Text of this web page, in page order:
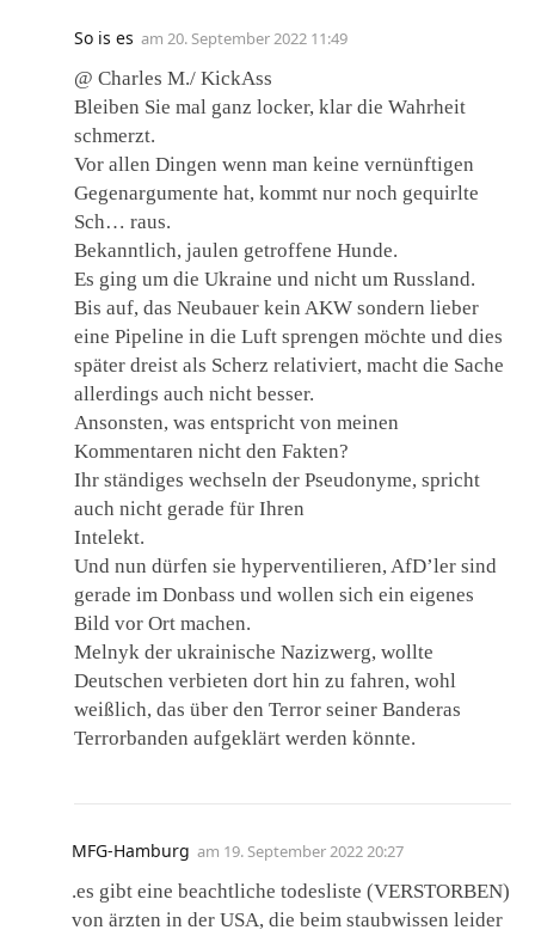
So is es am 20. September 2022 11:49
@ Charles M./ KickAss
Bleiben Sie mal ganz locker, klar die Wahrheit
schmerzt.
Vor allen Dingen wenn man keine vernünftigen
Gegenargumente hat, kommt nur noch gequirlte
Sch… raus.
Bekanntlich, jaulen getroffene Hunde.
Es ging um die Ukraine und nicht um Russland.
Bis auf, das Neubauer kein AKW sondern lieber
eine Pipeline in die Luft sprengen möchte und dies
später dreist als Scherz relativiert, macht die Sache
allerdings auch nicht besser.
Ansonsten, was entspricht von meinen
Kommentaren nicht den Fakten?
Ihr ständiges wechseln der Pseudonyme, spricht
auch nicht gerade für Ihren
Intelekt.
Und nun dürfen sie hyperventilieren, AfD’ler sind
gerade im Donbass und wollen sich ein eigenes
Bild vor Ort machen.
Melnyk der ukrainische Nazizwerg, wollte
Deutschen verbieten dort hin zu fahren, wohl
weißlich, das über den Terror seiner Banderas
Terrorbanden aufgeklärt werden könnte.
MFG-Hamburg am 19. September 2022 20:27
.es gibt eine beachtliche todesliste (VERSTORBEN)
von ärzten in der USA, die beim staubwissen leider